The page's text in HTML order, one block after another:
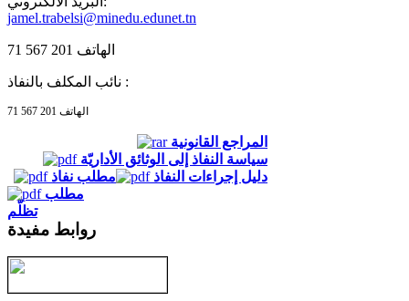
jamel.trabelsi@minedu.edunet.tn
نائب المكلف بالنفاذ :
المراجع القانونية
سياسة النفاذ إلى الوثائق الأداريّة
دليل إجراءات النفاذ
مطلب نفاذ
مطلب
تظلّم
روابط مفيدة